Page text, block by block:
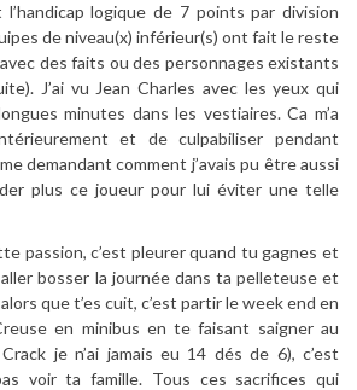
logique de 7 points par division
de niveau(x) inférieur(s) ont fait le reste
des faits ou des personnages existants
J’ai vu Jean Charles avec les yeux qui
minutes dans les vestiaires. Ca m’a
et de culpabiliser pendant
demandant comment j’avais pu être aussi
plus ce joueur pour lui éviter une telle
passion, c’est pleurer quand tu gagnes et
bosser la journée dans ta pelleteuse et
que t’es cuit, c’est partir le week end en
en minibus en te faisant saigner au
je n’ai jamais eu 14 dés de 6), c’est
voir ta famille. Tous ces sacrifices qui